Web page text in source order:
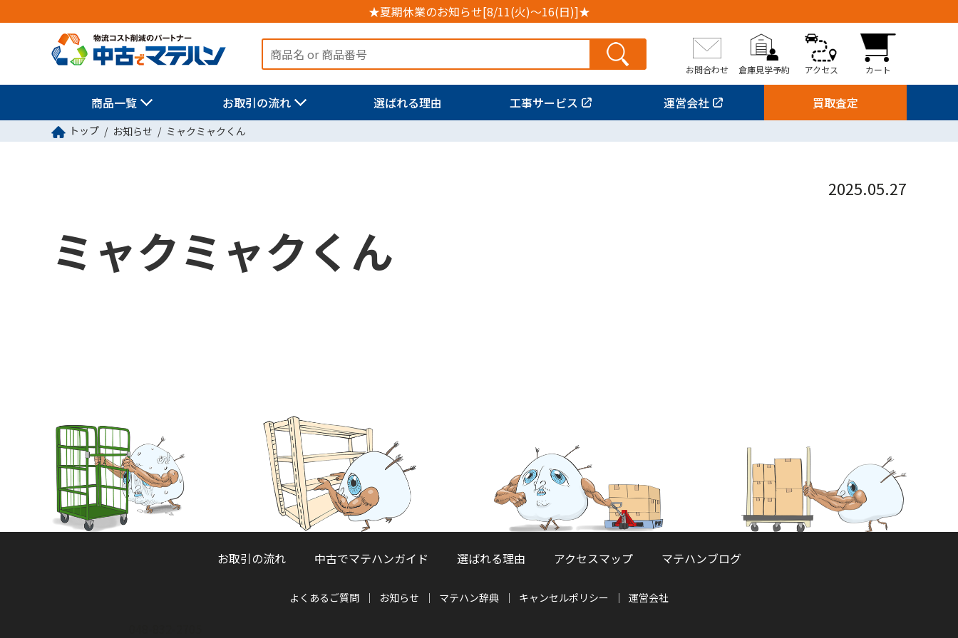
★夏期休業のお知らせ[8/11(火)～16(日)]★
お問合わせ 倉庫見学予約 アクセス カート
商品一覧 お取引の流れ 選ばれる理由 工事サービス 運営会社 買取査定
トップ お知らせ ミャクミャクくん
2025.05.27
ミャクミャクくん
お取引の流れ 中古でマテハンガイド 選ばれる理由 アクセスマップ マテハンブログ
よくあるご質問 お知らせ マテハン辞典 キャンセルポリシー 運営会社